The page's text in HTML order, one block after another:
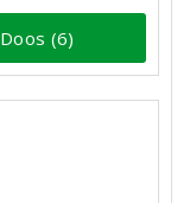
Doos (6)